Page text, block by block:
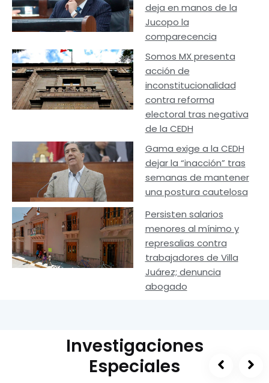
deja en manos de la
Jucopo la
comparecencia
Somos MX presenta
acción de
inconstitucionalidad
contra reforma
electoral tras negativa
de la CEDH
Gama exige a la CEDH
dejar la “inacción” tras
semanas de mantener
una postura cautelosa
Persisten salarios
menores al mínimo y
represalias contra
trabajadores de Villa
Juárez; denuncia
abogado
Investigaciones
Especiales